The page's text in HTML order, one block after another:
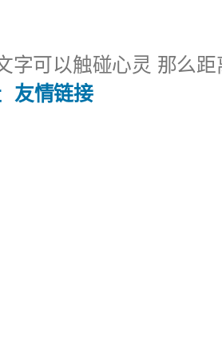
字可以触碰心灵 那么
友情链接